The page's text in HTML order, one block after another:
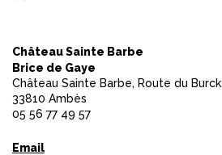
Château Sainte Barbe
Brice de Gaye
Château Sainte Barbe, Route du Burck
33810 Ambès
05 56 77 49 57
Email